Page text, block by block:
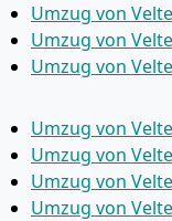
Umzug von
Umzug von
Umzug von
Umzug von
Umzug von
Umzug von
Umzug von